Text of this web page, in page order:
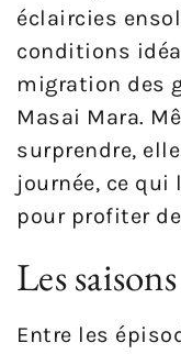
éclaircies
conditions
migration des
Masai Mara.
surprendre,
journée, ce
pour profiter
Les
Entre les